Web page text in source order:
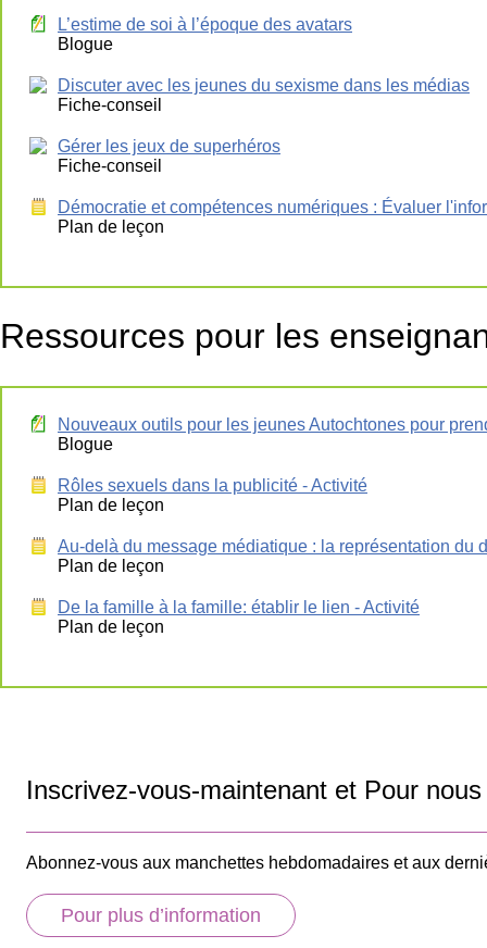
L’estime de soi à l’époque des avatars
Blogue
Discuter avec les jeunes du sexisme dans les médias
Fiche-conseil
Gérer les jeux de superhéros
Fiche-conseil
Démocratie et compétences numériques : Évaluer
Plan de leçon
Ressources pour les
Nouveaux outils pour les jeunes Autochtones pour
Blogue
Rôles sexuels dans la publicité - Activité
Plan de leçon
Au-delà du message médiatique : la représentation du
Plan de leçon
De la famille à la famille: établir le lien - Activité
Plan de leçon
Inscrivez-vous-maintenant et Pour
Abonnez-vous aux manchettes hebdomadaires et aux
Pour plus d’information